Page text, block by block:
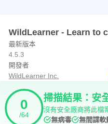
WildLearner - Learn to
最新版本
4.5.3
開發者
WildLearner Inc.
0
/64
掃描結果：安
沒有安全廠商將此檔
無病毒
無間諜軟